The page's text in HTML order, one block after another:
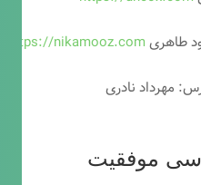
https://nikamooz.com
موفقیت